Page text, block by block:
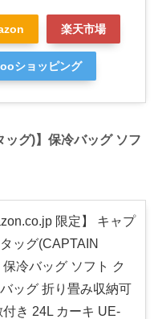
楽天市場
ショッピング
ッグ)】保冷バッグ ソフ
限定】 キャプ
ッグ(CAPTAIN
保冷バッグ ソフト ク
ッグ 折り畳み収納可
付き 24L カーキ UE-